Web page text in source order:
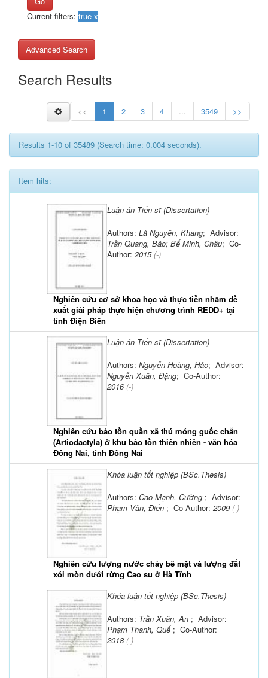
Current filters:
Advanced Search
Search Results
<< 1 2 3 4 ... 3549 >>
Results 1-10 of 35489 (Search time: 0.004 seconds).
Item hits:
Luận án Tiến sĩ (Dissertation)
Nghiên cứu cơ sở khoa học và thực tiễn nhằm đề
xuất giải pháp thực hiện chương trình REDD+ tại
tỉnh Điện Biên
Authors: Lã Nguyên, Khang; Advisor:
Trần Quang, Bảo; Bế Minh, Châu; Co-
Author: 2015(-)
Luận án Tiến sĩ (Dissertation)
Nghiên cứu bảo tồn quần xã thú móng guốc chẵn
(Artiodactyla) ở khu bảo tồn thiên nhiên - văn hóa
Đồng Nai, tỉnh Đồng Nai
Authors: Nguyễn Hoàng, Hảo; Advisor:
Nguyễn Xuân, Đặng; Co-Author:
2016(-)
Khóa luận tốt nghiệp (BSc.Thesis)
Nghiên cứu lượng nước chảy bề mặt và lượng đất
xói mòn dưới rừng Cao su ở Hà Tĩnh
Authors: Cao Mạnh, Cường ; Advisor:
Phạm Văn, Điển ; Co-Author: 2009 (-)
Khóa luận tốt nghiệp (BSc.Thesis)
Authors: Trần Xuân, An ; Advisor:
Phạm Thanh, Quế ; Co-Author:
2018 (-)